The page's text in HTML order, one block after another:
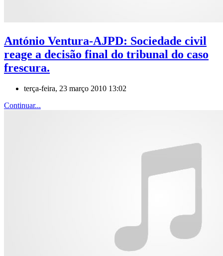
António Ventura-AJPD: Sociedade civil
reage a decisão final do tribunal do caso
frescura.
terça-feira, 23 março 2010 13:02
Continuar...